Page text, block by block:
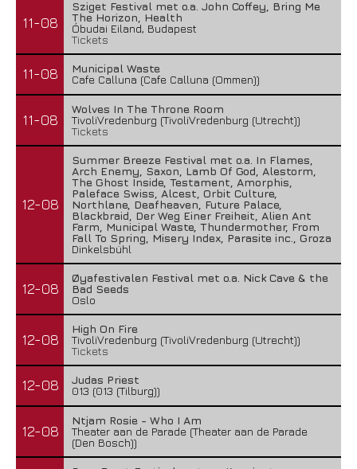
11-08
Sziget Festival met o.a. John Coffey, Bring Me
The Horizon, Health
Óbudai Eiland, Budapest
Tickets
11-08
Municipal Waste
Cafe Calluna (Cafe Calluna (Ommen))
11-08
Wolves In The Throne Room
TivoliVredenburg (TivoliVredenburg (Utrecht))
Tickets
12-08
Summer Breeze Festival met o.a. In Flames,
Arch Enemy, Saxon, Lamb Of God, Alestorm,
The Ghost Inside, Testament, Amorphis,
Paleface Swiss, Alcest, Orbit Culture,
Northlane, Deafheaven, Future Palace,
Blackbraid, Der Weg Einer Freiheit, Alien Ant
Farm, Municipal Waste, Thundermother, From
Fall To Spring, Misery Index, Parasite inc., Groza
Dinkelsbühl
12-08
Øyafestivalen Festival met o.a. Nick Cave & the
Bad Seeds
Oslo
12-08
High On Fire
TivoliVredenburg (TivoliVredenburg (Utrecht))
Tickets
12-08
Judas Priest
013 (013 (Tilburg))
12-08
Ntjam Rosie - Who I Am
Theater aan de Parade (Theater aan de Parade
(Den Bosch))